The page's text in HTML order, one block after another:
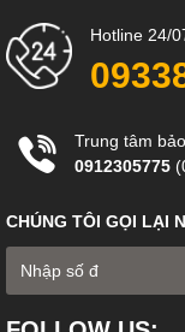
Hotline 24/
Trung tâm
0912305775
CHÚNG TÔI GỌI LẠI